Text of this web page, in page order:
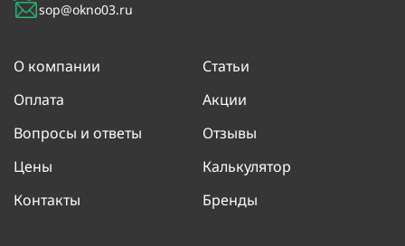
sop@okno03.ru
О компании
Статьи
Оплата
Акции
Вопросы и ответы
Отзывы
Цены
Калькулятор
Контакты
Бренды